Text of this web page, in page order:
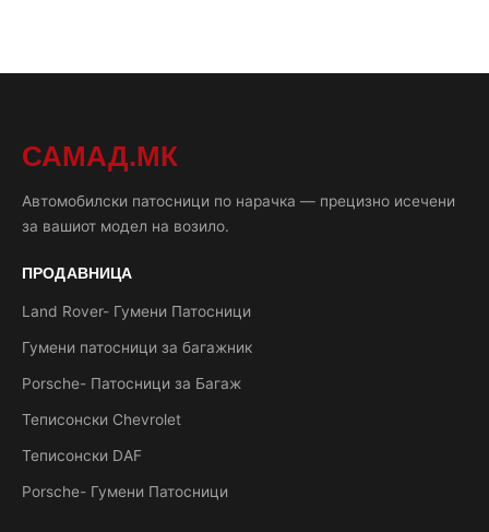
САМАД.МК
Автомобилски патосници по нарачка — прецизно исечени
за вашиот модел на возило.
ПРОДАВНИЦА
Land Rover- Гумени Патосници
Гумени патосници за багажник
Porsche- Патосници за Багаж
Теписонски Chevrolet
Теписонски DAF
Porsche- Гумени Патосници